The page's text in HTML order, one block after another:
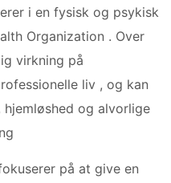
i en fysisk og psykisk
Organization . Over
virkning på
liv , og kan
og alvorlige
på at give en